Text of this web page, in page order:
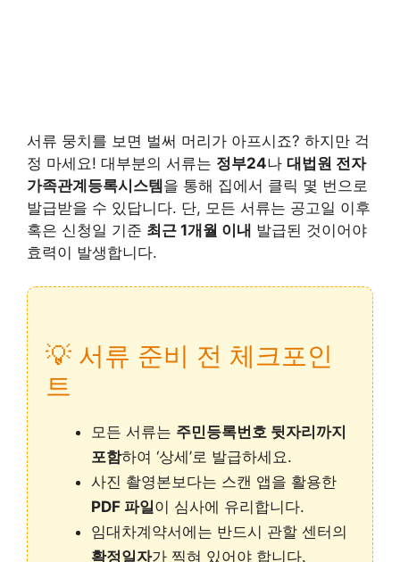
서류 뭉치를 보면 벌써 머리가 아프시죠? 하지만 걱
정 마세요! 대부분의 서류는 정부24나 대법원 전자
가족관계등록시스템을 통해 집에서 클릭 몇 번으로
발급받을 수 있답니다. 단, 모든 서류는 공고일 이후
혹은 신청일 기준 최근 1개월 이내 발급된 것이어야
효력이 발생합니다.
💡 서류 준비 전 체크포인
트
모든 서류는 주민등록번호 뒷자리까지
포함하여 ‘상세’로 발급하세요.
사진 촬영본보다는 스캔 앱을 활용한
PDF 파일이 심사에 유리합니다.
임대차계약서에는 반드시 관할 센터의
확정일자가 찍혀 있어야 합니다.